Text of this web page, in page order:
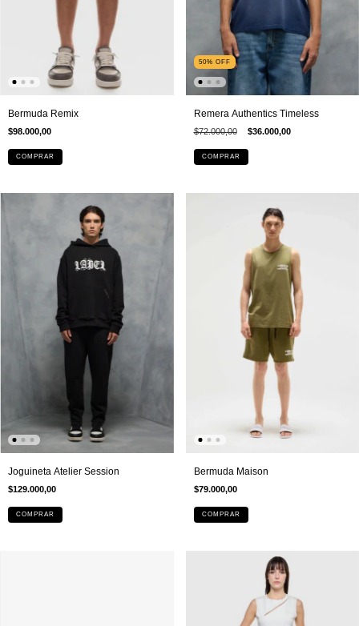
Bermuda Remix
$98.000,00
COMPRAR
50% OFF
Remera Authentics Timeless
$72.000,00 $36.000,00
COMPRAR
Joguineta Atelier Session
$129.000,00
COMPRAR
Bermuda Maison
$79.000,00
COMPRAR